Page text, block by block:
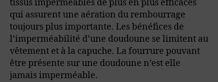
tissus imperméables de plus en plus efficaces
qui assurent une aération du rembourrage
toujours plus importante. Les bénéfices de
l’imperméabilité d’une doudoune se limitent au
vêtement et à la capuche. La fourrure pouvant
être présente sur une doudoune n’est elle
jamais imperméable.